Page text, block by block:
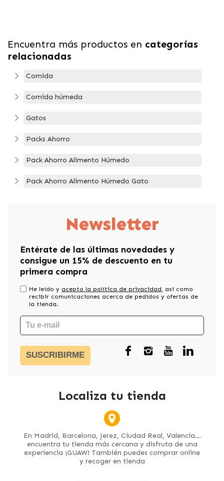
Encuentra más productos en categorías
relacionadas
Comida
Comida húmeda
Gatos
Packs Ahorro
Pack Ahorro Alimento Húmedo
Pack Ahorro Alimento Húmedo Gato
Newsletter
Entérate de las últimas novedades y
consigue un 15% de descuento en tu
primera compra
He leído y acepto la política de privacidad, asi como
recibir comunicaciones acerca de pedidos y ofertas de
la tienda.
SUSCRIBIRME
Localiza tu tienda
En Madrid, Barcelona, Jerez, Ciudad Real, Valencia...
encuentra tu tienda más cercana y disfruta de una
experiencia ¡GUAW! También puedes comprar online
y recoger en tienda